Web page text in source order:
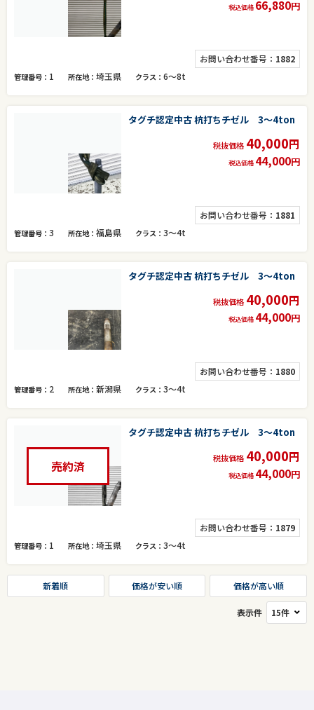
税込価格 66,880円
お問い合わせ番号： 1882
管理番号 1 所在地 埼玉県 クラス 6～8t
タグチ認定中古 杭打ちチゼル 3～4ton
税抜価格 40,000円
税込価格 44,000円
お問い合わせ番号： 1881
管理番号 3 所在地 福島県 クラス 3～4t
タグチ認定中古 杭打ちチゼル 3～4ton
税抜価格 40,000円
税込価格 44,000円
お問い合わせ番号： 1880
管理番号 2 所在地 新潟県 クラス 3～4t
売約済
タグチ認定中古 杭打ちチゼル 3～4ton
税抜価格 40,000円
税込価格 44,000円
お問い合わせ番号： 1879
管理番号 1 所在地 埼玉県 クラス 3～4t
新着順 価格が安い順 価格が高い順
表示件